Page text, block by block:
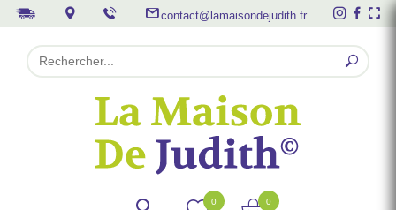
contact@lamaisondejudith.fr
0 0